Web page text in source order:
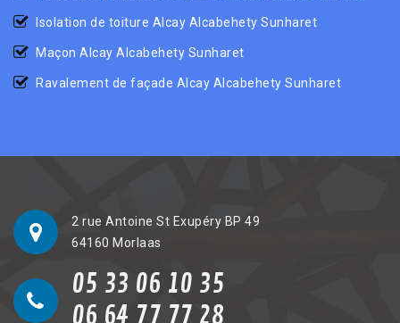
Isolation de toiture Alcay Alcabehety Sunharet
Maçon Alcay Alcabehety Sunharet
Ravalement de façade Alcay Alcabehety Sunharet
2 rue Antoine St Exupéry BP 49
64160 Morlaas
05 33 06 10 35
06 64 77 77 28